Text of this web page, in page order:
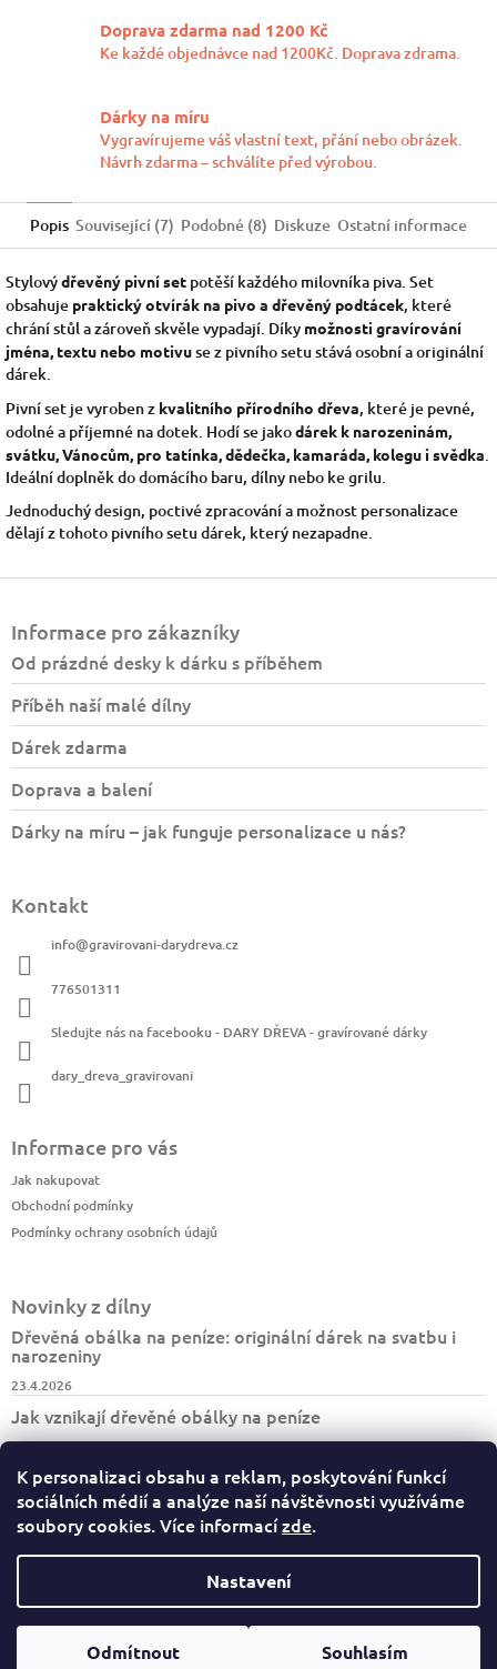
K personalizaci obsahu a reklam, poskytování funkcí
sociálních médií a analýze naší návštěvnosti využíváme
soubory cookies. Více informacízde.
Nastavení
Odmítnout Souhlasím
Doprava zdarma nad 1200 Kč
Ke každé objednávce nad 1200Kč. Doprava zdrama.
Dárky na míru
Vygravírujeme váš vlastní text, přání nebo obrázek.
Návrh zdarma – schválíte před výrobou.
Popis Související (7) Podobné (8) Diskuze Ostatní informace
Stylovýdřevěný pivní set potěší každého milovníka piva. Set
obsahuje praktický otvírák na pivo a dřevěný podtácek, které
chrání stůl a zároveň skvěle vypadají. Díky možnosti gravírování
jména, textu nebo motivuse z pivního setu stává osobní a originální
dárek.
Pivní set je vyroben z kvalitního přírodního dřeva, které je pevné,
odolné a příjemné na dotek. Hodí se jakodárek k narozeninám,
svátku, Vánocům, pro tatínka, dědečka, kamaráda, kolegu i svědka.
Ideální doplněk do domácího baru, dílny nebo ke grilu.
Jednoduchý design, poctivé zpracování a možnost personalizace
dělají z tohoto pivního setu dárek, který nezapadne.
Informace pro zákazníky
Od prázdné desky k dárku s příběhem
Příběh naší malé dílny
Dárek zdarma
Doprava a balení
Dárky na míru – jak funguje personalizace u nás?
Kontakt
info@gravirovani-darydreva.cz
776501311
Sledujte nás na facebooku - DARY DŘEVA - gravírované dárky
dary_dreva_gravirovani
Informace pro vás
Jak nakupovat
Obchodní podmínky
Podmínky ochrany osobních údajů
Novinky z dílny
Dřevěná obálka na peníze: originální dárek na svatbu i
narozeniny
23.4.2026
Jak vznikají dřevěné obálky na peníze
7.4.2026
Jak vzniká turistický deník BESKYDY
30.3.2026
Vytvořil ShoptetCopyright 2026
. Všechna práva vyhrazena.